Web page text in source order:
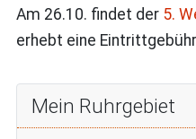
Am 26.10. findet der 5.
erhebt eine
Mein Ruhrgebiet